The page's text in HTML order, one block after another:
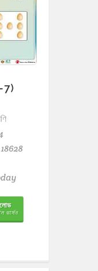
7)
ভার্সন